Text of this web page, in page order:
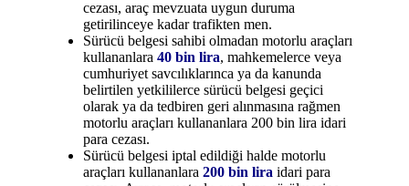
cezası, araç mevzuata uygun duruma
getirilinceye kadar trafikten men.
Sürücü belgesi sahibi olmadan motorlu araçları
kullananlara40 bin lira, mahkemelerce veya
cumhuriyet savcılıklarınca ya da kanunda
belirtilen yetkililerce sürücü belgesi geçici
olarak ya da tedbiren geri alınmasına rağmen
motorlu araçları kullananlara 200 bin lira idari
para cezası.
Sürücü belgesi iptal edildiği halde motorlu
araçları kullananlara200 bin lira idari para